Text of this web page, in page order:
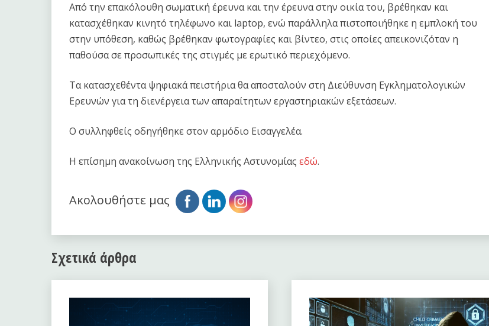
Από την επακόλουθη σωματική έρευνα και την έρευνα στην οικία του, βρέθηκαν και
κατασχέθηκαν κινητό τηλέφωνο και laptop, ενώ παράλληλα πιστοποιήθηκε η εμπλοκή του
στην υπόθεση, καθώς βρέθηκαν φωτογραφίες και βίντεο, στις οποίες απεικονιζόταν η
παθούσα σε προσωπικές της στιγμές με ερωτικό περιεχόμενο.
Τα κατασχεθέντα ψηφιακά πειστήρια θα αποσταλούν στη Διεύθυνση Εγκληματολογικών
Ερευνών για τη διενέργεια των απαραίτητων εργαστηριακών εξετάσεων.
Ο συλληφθείς οδηγήθηκε στον αρμόδιο Εισαγγελέα.
Η επίσημη ανακοίνωση της Ελληνικής Αστυνομίας εδώ.
Ακολουθήστε μας
Σχετικά άρθρα